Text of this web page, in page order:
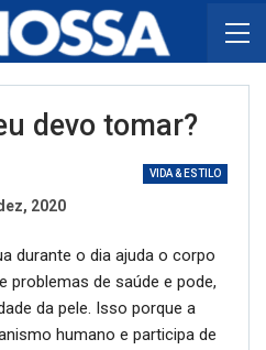
devo tomar?
VIDA & ESTILO
2020
durante o dia ajuda o corpo
problemas de saúde e pode,
da pele. Isso porque a
humano e participa de